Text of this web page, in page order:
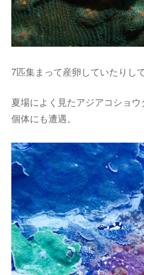
7匹集まって産卵していたりし
夏場によく見たアジアコショ
個体にも遭遇。